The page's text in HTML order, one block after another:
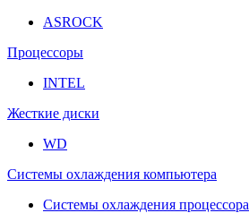
ASROCK
Процессоры
INTEL
Жесткие диски
WD
Системы охлаждения компьютера
Системы охлаждения процессора